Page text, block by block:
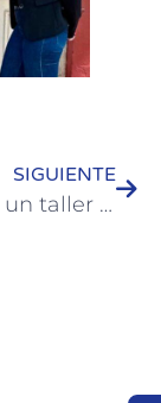
SIGUIENTE
Se brindó un taller de alimentación saludable en barrio San Francisco